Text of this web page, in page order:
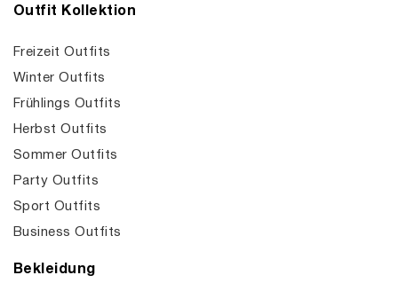
Outfit Kollektion
Freizeit Outfits
Winter Outfits
Frühlings Outfits
Herbst Outfits
Sommer Outfits
Party Outfits
Sport Outfits
Business Outfits
Bekleidung